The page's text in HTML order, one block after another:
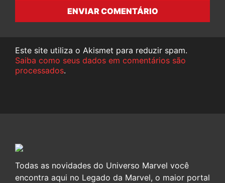
ENVIAR COMENTÁRIO
Este site utiliza o Akismet para reduzir spam.
Saiba como seus dados em comentários são
processados.
Todas as novidades do Universo Marvel você
encontra aqui no Legado da Marvel, o maior portal